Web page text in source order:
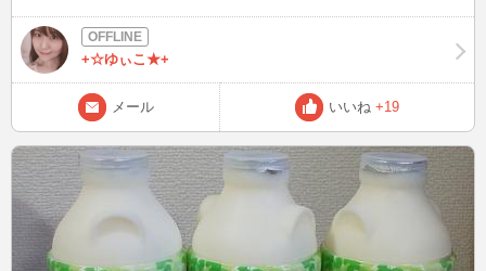
た！ 3日坊主にならない為にモチベーションを上げる方法を知ってる
方教えて下さい！
+☆ゆぃこ★+
メール いいね +19